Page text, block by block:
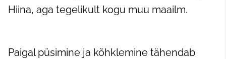
Hiina, aga tegelikult kogu muu maailm.
Paigal püsimine ja kõhklemine tähendab